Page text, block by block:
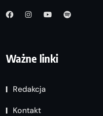
Ważne linki
Redakcja
Kontakt